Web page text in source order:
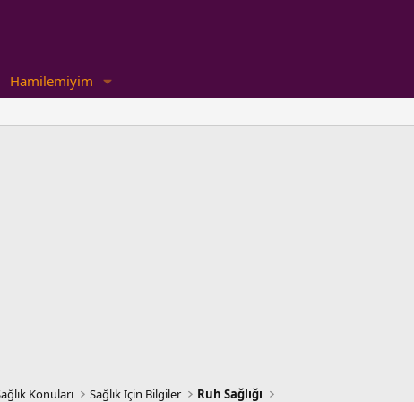
Hamilemiyim
Konuları Sağlık İçin Bilgiler Ruh Sağlığı